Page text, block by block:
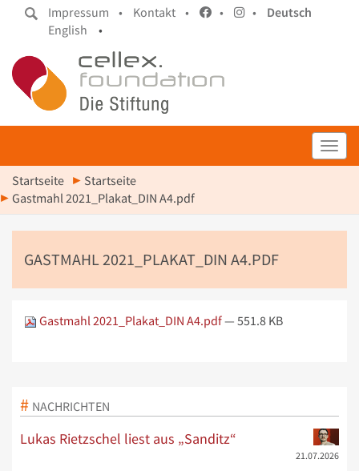
Impressum • Kontakt • • •
Deutsch
English
•
Startseite
Startseite
Gastmahl 2021_Plakat_DIN A4.pdf
GASTMAHL 2021_PLAKAT_DIN A4.PDF
Gastmahl 2021_Plakat_DIN A4.pdf— 551.8 KB
NACHRICHTEN
Lukas Rietzschel liest aus „Sanditz“
21.07.2026